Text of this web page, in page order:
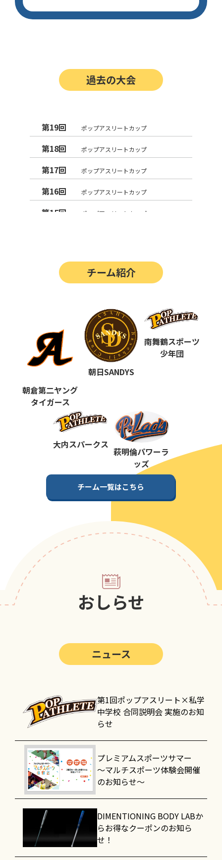
過去の大会
第19回 ポップアスリートカップ
第18回 ポップアスリートカップ
第17回 ポップアスリートカップ
第16回 ポップアスリートカップ
第15回 ポップアスリートカップ
第12回 決勝戦の動画はこちらから
ポップアスリートカップ
第10回 ポップアスリートカップ
第9回 ポップアスリートカップ
第7回
第6回 ポップアスリートカップ
第5回 ポップアスリートカップ
ポップアスリートカップ
ポップアスリートカップ
ポップアスリートカップ
チーム紹介
朝倉第二ヤング
タイガース
朝日SANDYS
南舞鶴スポーツ
少年団
大内スパークス
萩明倫パワーラ
ッズ
チーム一覧はこちら
おしらせ
ニュース
第1回ポップアスリート×私学
中学校 合同説明会 実施のお知
らせ
プレミアムスポーツサマー
～マルチスポーツ体験会開催
のお知らせ～
DIMENTIONING BODY LABか
らお得なクーポンのお知ら
せ！